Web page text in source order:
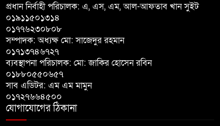
চাঁদাবাজির অভিযোগ, বাগাতিপাড়ার
ঐক্যজোটের বিক্ষোভ, প্রধানমন্ত্রীর
প্রধান নির্বাহী পরিচালক: এ, এস, এম, আল-আফতাব খান সুইট
০১৯১১৫০১৩১৪
০১৭৭৬২৩০৮০৮
সম্পাদক: অধ্যক্ষ মো: সাজেদুর রহমান
০১৭১৩৭৪৬৭২৭
ব্যবস্থাপনা পরিচালক: মো: জাকির হোসেন রবিন
০১৮৮০৫৫০৬৫৭
সাব এডিটর: এম এম মামুন
০১৭২৭৬৬৪৫০০
যোগাযোগের ঠিকানা